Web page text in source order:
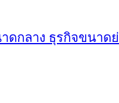
ดกลาง ธุรกิจขนาด